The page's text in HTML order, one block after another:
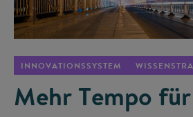
INNOVATIONSSYSTEM
Mehr Tempo